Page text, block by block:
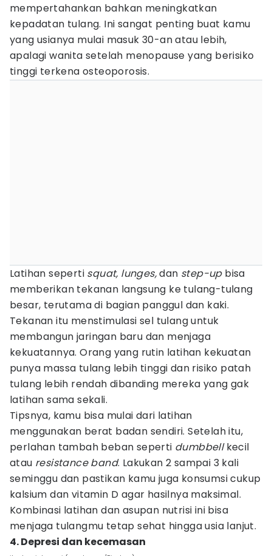
mempertahankan bahkan meningkatkan
kepadatan tulang. Ini sangat penting buat kamu
yang usianya mulai masuk 30-an atau lebih,
apalagi wanita setelah menopause yang berisiko
tinggi terkena osteoporosis.
Latihan seperti squat, lunges,dan step-upbisa
memberikan tekanan langsung ke tulang-tulang
besar, terutama di bagian panggul dan kaki.
Tekanan itu menstimulasi sel tulang untuk
membangun jaringan baru dan menjaga
kekuatannya. Orang yang rutin latihan kekuatan
punya massa tulang lebih tinggi dan risiko patah
tulang lebih rendah dibanding mereka yang gak
latihan sama sekali.
Tipsnya, kamu bisa mulai dari latihan
menggunakan berat badan sendiri. Setelah itu,
perlahan tambah beban seperti dumbbellkecil
atau resistance band. Lakukan 2 sampai 3 kali
seminggu dan pastikan kamu juga konsumsi cukup
kalsium dan vitamin D agar hasilnya maksimal.
Kombinasi latihan dan asupan nutrisi ini bisa
menjaga tulangmu tetap sehat hingga usia lanjut.
4. Depresi dan kecemasan